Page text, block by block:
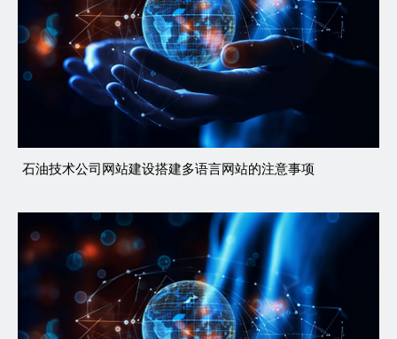
石油技术公司网站建设搭建多语言网站的注意事项